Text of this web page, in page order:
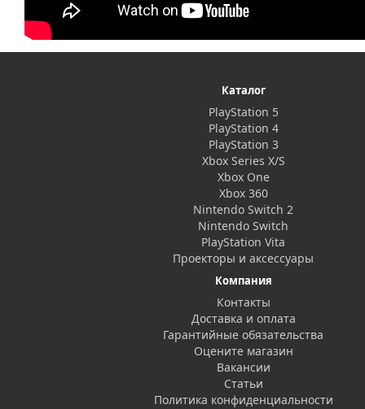
Каталог
PlayStation 5
PlayStation 4
PlayStation 3
Xbox Series X/S
Xbox One
Xbox 360
Nintendo Switch 2
Nintendo Switch
PlayStation Vita
Проекторы и аксессуары
Компания
Контакты
Доставка и оплата
Гарантийные обязательства
Оцените магазин
Вакансии
Статьи
Политика конфиденциальности